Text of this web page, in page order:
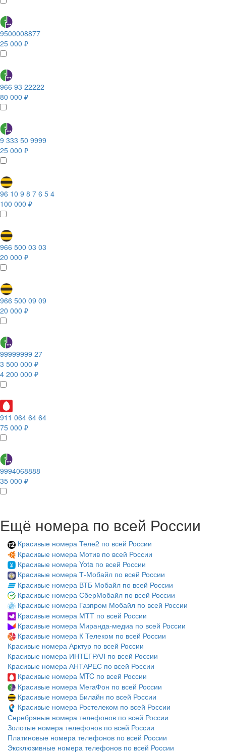
9500008877
25 000 ₽
966 93 22222
80 000 ₽
9 333 50 9999
25 000 ₽
96 10 9 8 7 6 5 4
100 000 ₽
966 500 03 03
20 000 ₽
966 500 09 09
20 000 ₽
99999999 27
3 500 000 ₽
4 200 000 ₽
911 064 64 64
75 000 ₽
9994068888
35 000 ₽
Ещё номера по всей России
Красивые номера Теле2 по всей России
Красивые номера Мотив по всей России
Красивые номера Yota по всей России
Красивые номера Т-Мобайл по всей России
Красивые номера ВТБ Мобайл по всей России
Красивые номера СберМобайл по всей России
Красивые номера Газпром Мобайл по всей России
Красивые номера МТТ по всей России
Красивые номера Миранда-медиа по всей России
Красивые номера К Телеком по всей России
Красивые номера Арктур по всей России
Красивые номера ИНТЕГРАЛ по всей России
Красивые номера АНТАРЕС по всей России
Красивые номера MTC по всей России
Красивые номера МегаФон по всей России
Красивые номера Билайн по всей России
Красивые номера Ростелеком по всей России
Серебряные номера телефонов по всей России
Золотые номера телефонов по всей России
Платиновые номера телефонов по всей России
Эксклюзивные номера телефонов по всей России